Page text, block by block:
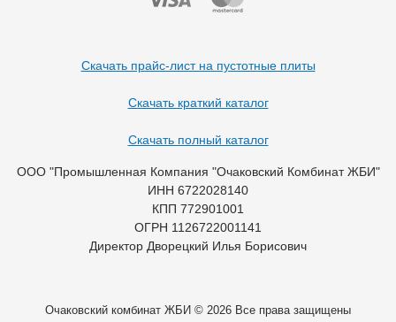
Скачать прайс-лист на пустотные плиты
Скачать краткий каталог
Скачать полный каталог
ООО "Промышленная Компания "Очаковский Комбинат ЖБИ"
ИНН 6722028140
КПП 772901001
ОГРН 1126722001141
Директор Дворецкий Илья Борисович
Очаковский комбинат ЖБИ © 2026 Все права защищены